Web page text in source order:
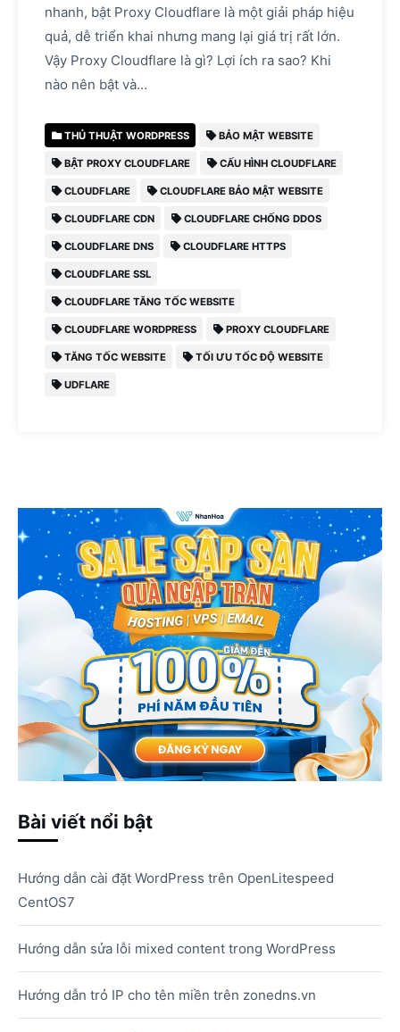
nhanh, bật Proxy Cloudflare là một giải pháp hiệu
quả, dễ triển khai nhưng mang lại giá trị rất lớn.
Vậy Proxy Cloudflare là gì? Lợi ích ra sao? Khi
nào nên bật và…
THỦ THUẬT WORDPRESS BẢO MẬT WEBSITE
BẬT PROXY CLOUDFLARE CẤU HÌNH CLOUDFLARE
CLOUDFLARE CLOUDFLARE BẢO MẬT WEBSITE
CLOUDFLARE CDN CLOUDFLARE CHỐNG DDOS
CLOUDFLARE DNS CLOUDFLARE HTTPS
CLOUDFLARE SSL
CLOUDFLARE TĂNG TỐC WEBSITE
CLOUDFLARE WORDPRESS PROXY CLOUDFLARE
TĂNG TỐC WEBSITE TỐI ƯU TỐC ĐỘ WEBSITE
UDFLARE
Bài viết nổi bật
Hướng dẫn cài đặt WordPress trên OpenLitespeed
CentOS7
Hướng dẫn sửa lỗi mixed content trong WordPress
Hướng dẫn trỏ IP cho tên miền trên zonedns.vn